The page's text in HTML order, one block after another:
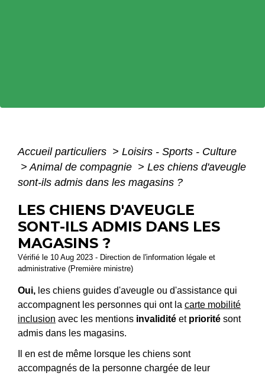
Accueil particuliers > Loisirs - Sports - Culture
> Animal de compagnie > Les chiens d'aveugle
sont-ils admis dans les magasins ?
LES CHIENS D'AVEUGLE
SONT-ILS ADMIS DANS LES
MAGASINS ?
Vérifié le 10 Aug 2023 - Direction de l'information légale et
administrative (Première ministre)
Oui, les chiens guides d'aveugle ou d'assistance qui
accompagnent les personnes qui ont la carte mobilité
inclusion avec les mentions invalidité et priorité sont
admis dans les magasins.
Il en est de même lorsque les chiens sont
accompagnés de la personne chargée de leur